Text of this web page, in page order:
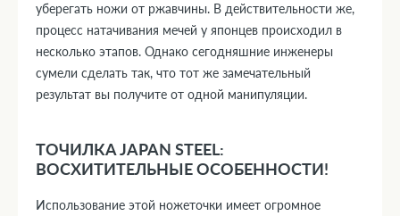
уберегать ножи от ржавчины. В действительности же,
процесс натачивания мечей у японцев происходил в
несколько этапов. Однако сегодняшние инженеры
сумели сделать так, что тот же замечательный
результат вы получите от одной манипуляции.
ТОЧИЛКА JAPAN STEEL:
ВОСХИТИТЕЛЬНЫЕ ОСОБЕННОСТИ!
Использование этой ножеточки имеет огромное